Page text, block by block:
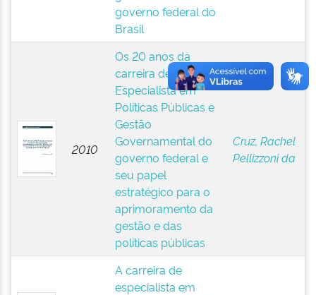
governo federal do
Brasil
2010
Os 20 anos da
carreira de
Especialista em
Políticas Públicas e
Gestão
Governamental do
governo federal e
seu papel
estratégico para o
aprimoramento da
gestão e das
políticas públicas
Cruz, Rachel
Pellizzoni da
A carreira de
especialista em